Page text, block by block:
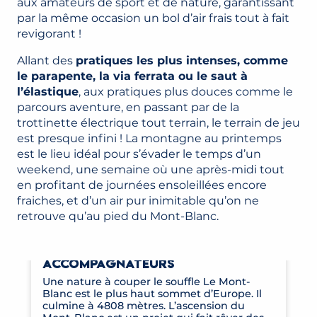
par la même occasion un bol d’air frais tout à fait
revigorant !
Allant des pratiques les plus intenses, comme
le parapente, la via ferrata ou le saut à
l’élastique, aux pratiques plus douces comme le
parcours aventure, en passant par de la
trottinette électrique tout terrain, le terrain de jeu
est presque infini ! La montagne au printemps
est le lieu idéal pour s’évader le temps d’un
weekend, une semaine où une après-midi tout
en profitant de journées ensoleillées encore
fraiches, et d’un air pur inimitable qu’on ne
retrouve qu’au pied du Mont-Blanc.
ACCOMPAGNATEURS
Une nature à couper le souffle Le Mont-
Blanc est le plus haut sommet d’Europe. Il
culmine à 4808 mètres. L’ascension du